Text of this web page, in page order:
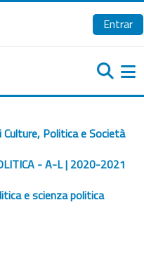
Entrar
Politica e Società
- A-L | 2020-2021
e scienza politica